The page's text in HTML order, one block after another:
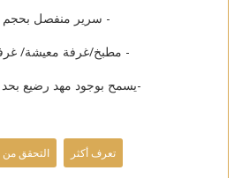
- سرير منفصل بحجم
- مطبخ/غرفة معيشة/
-يسمح بوجود مهد رضيع بحد
تعرف أكثر التحقق من